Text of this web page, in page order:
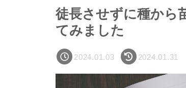
徒長させずに種から
てみました
2024.01.03 2024.01.31